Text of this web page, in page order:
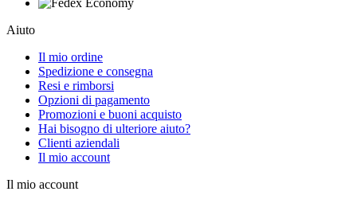
Aiuto
Il mio ordine
Spedizione e consegna
Resi e rimborsi
Opzioni di pagamento
Promozioni e buoni acquisto
Hai bisogno di ulteriore aiuto?
Clienti aziendali
Il mio account
Il mio account